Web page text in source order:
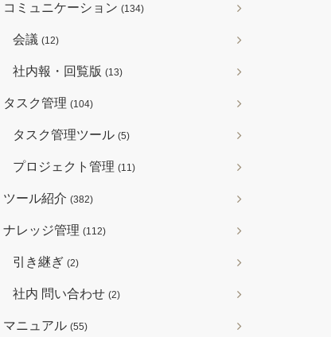
コミュニケーション (134)
会議 (12)
社内報・回覧版 (13)
タスク管理 (104)
タスク管理ツール (5)
プロジェクト管理 (11)
ツール紹介 (382)
ナレッジ管理 (112)
引き継ぎ (2)
社内 問い合わせ (2)
マニュアル (55)